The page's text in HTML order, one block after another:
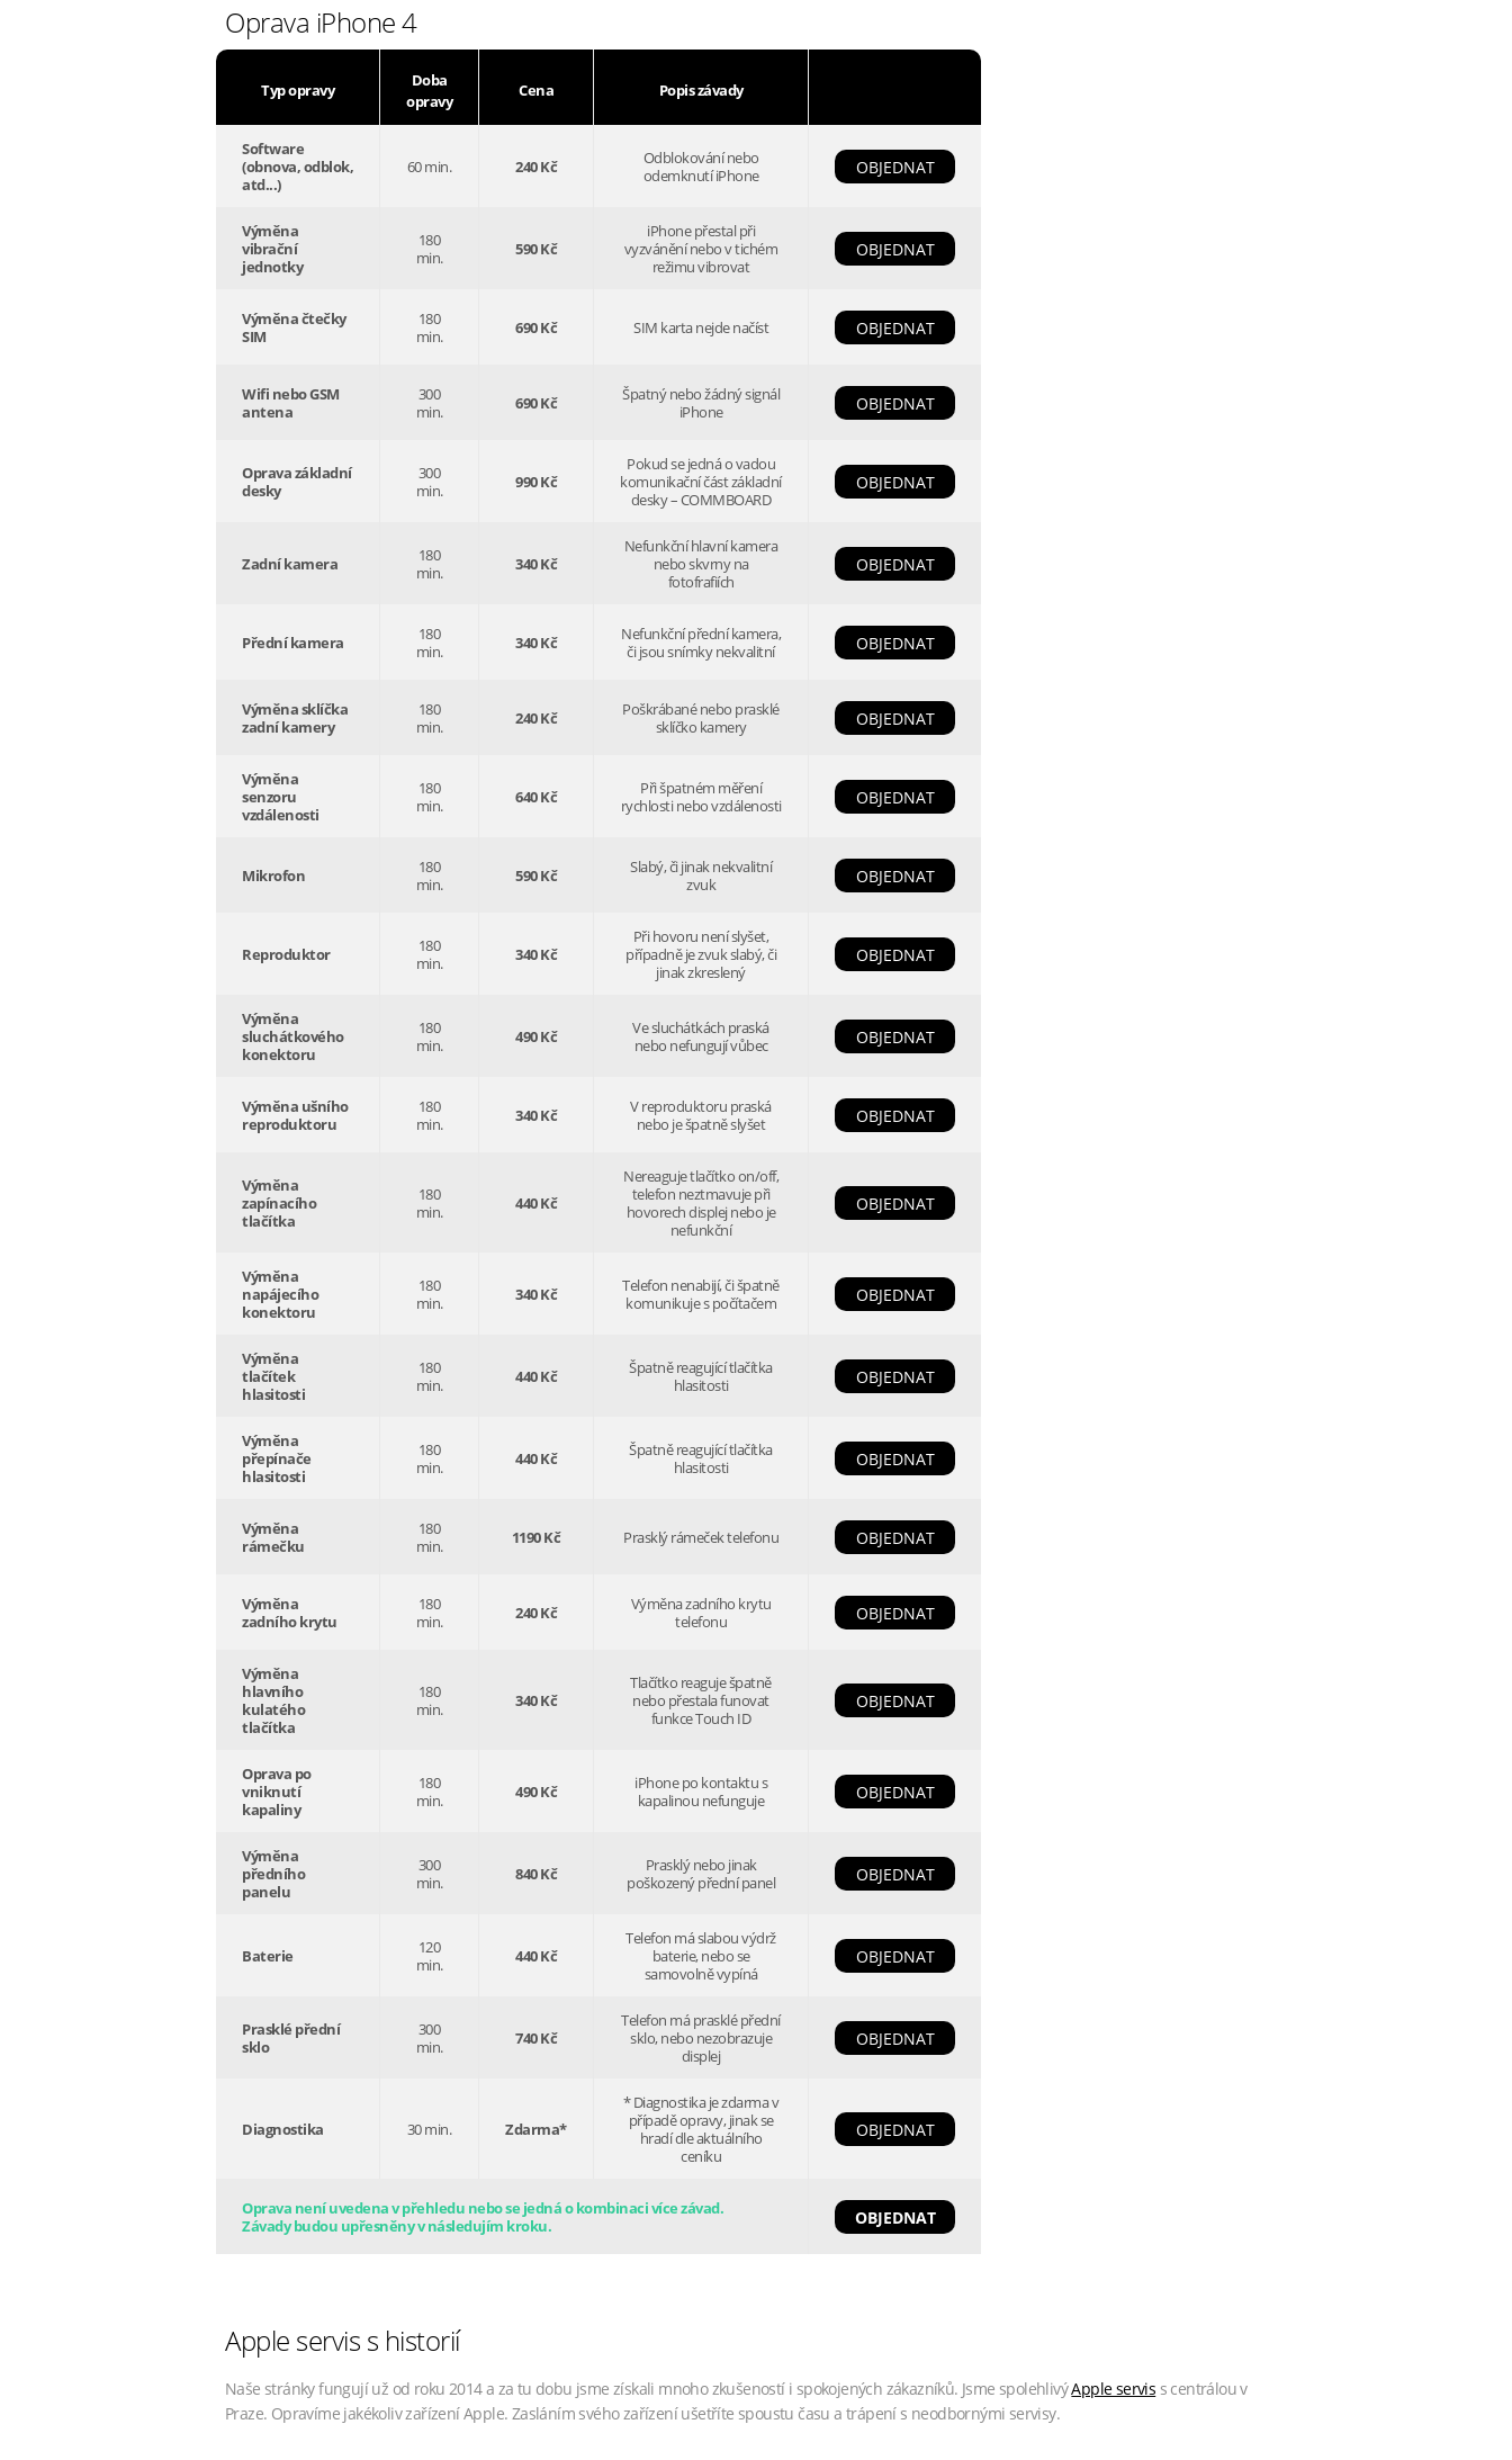
Oprava iPhone 4
Typ opravy
Doba
opravy
Cena Popis závady
Software
(obnova, odblok,
atd...)
60 min. 240 Kč
Odblokování nebo
odemknutí iPhone
OBJEDNAT
Výměna
vibrační
jednotky
180
min.
590 Kč
iPhone přestal při
vyzvánění nebo v tichém
režimu vibrovat
OBJEDNAT
Výměna čtečky
SIM
180
min.
690 Kč SIM karta nejde načíst OBJEDNAT
Wifi nebo GSM
antena
300
min.
690 Kč
Špatný nebo žádný signál
iPhone
OBJEDNAT
Oprava základní
desky
300
min.
990 Kč
Pokud se jedná o vadou
komunikační část základní
desky – COMMBOARD
OBJEDNAT
Zadní kamera
180
min.
340 Kč
Nefunkční hlavní kamera
nebo skvrny na
fotofrafiích
OBJEDNAT
Přední kamera
180
min.
340 Kč
Nefunkční přední kamera,
či jsou snímky nekvalitní
OBJEDNAT
Výměna sklíčka
zadní kamery
180
min.
240 Kč
Poškrábané nebo prasklé
sklíčko kamery
OBJEDNAT
Výměna
senzoru
vzdálenosti
180
min.
640 Kč
Při špatném měření
rychlosti nebo vzdálenosti
OBJEDNAT
Mikrofon
180
min.
590 Kč
Slabý, či jinak nekvalitní
zvuk
OBJEDNAT
Reproduktor
180
min.
340 Kč
Při hovoru není slyšet,
případně je zvuk slabý, či
jinak zkreslený
OBJEDNAT
Výměna
sluchátkového
konektoru
180
min.
490 Kč
Ve sluchátkách praská
nebo nefungují vůbec
OBJEDNAT
Výměna ušního
reproduktoru
180
min.
340 Kč
V reproduktoru praská
nebo je špatně slyšet
OBJEDNAT
Výměna
zapínacího
tlačítka
180
min.
440 Kč
Nereaguje tlačítko on/off,
telefon neztmavuje při
hovorech displej nebo je
nefunkční
OBJEDNAT
Výměna
napájecího
konektoru
180
min.
340 Kč
Telefon nenabijí, či špatně
komunikuje s počítačem
OBJEDNAT
Výměna
tlačítek
hlasitosti
180
min.
440 Kč
Špatně reagující tlačítka
hlasitosti
OBJEDNAT
Výměna
přepínače
hlasitosti
180
min.
440 Kč
Špatně reagující tlačítka
hlasitosti
OBJEDNAT
Výměna
rámečku
180
min.
1190 Kč Prasklý rámeček telefonu OBJEDNAT
Výměna
zadního krytu
180
min.
240 Kč
Výměna zadního krytu
telefonu
OBJEDNAT
Výměna
hlavního
kulatého
tlačítka
180
min.
340 Kč
Tlačítko reaguje špatně
nebo přestala funovat
funkce Touch ID
OBJEDNAT
Oprava po
vniknutí
kapaliny
180
min.
490 Kč
iPhone po kontaktu s
kapalinou nefunguje
OBJEDNAT
Výměna
předního
panelu
300
min.
840 Kč
Prasklý nebo jinak
poškozený přední panel
OBJEDNAT
Baterie
120
min.
440 Kč
Telefon má slabou výdrž
baterie, nebo se
samovolně vypíná
OBJEDNAT
Prasklé přední
sklo
300
min.
740 Kč
Telefon má prasklé přední
sklo, nebo nezobrazuje
displej
OBJEDNAT
Diagnostika 30 min. Zdarma*
* Diagnostika je zdarma v
případě opravy, jinak se
hradí dle aktuálního
ceníku
OBJEDNAT
Oprava není uvedena v přehledu nebo se jedná o kombinaci více závad.
Závady budou upřesněny v následujím kroku.
OBJEDNAT
Apple servis s historií
Naše stránky fungují už od roku 2014 a za tu dobu jsme získali mnoho zkušeností i spokojených zákazníků. Jsme spolehlivýApple servis s centrálou v
Praze. Opravíme jakékoliv zařízení Apple. Zasláním svého zařízení ušetříte spoustu času a trápení s neodbornými servisy.